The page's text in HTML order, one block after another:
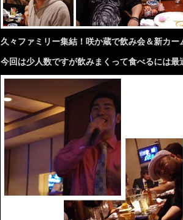
久々ファミリー集結！咲か蔵で飲み会＆新カー
今回は少人数ですが飲みまくって食べるには最